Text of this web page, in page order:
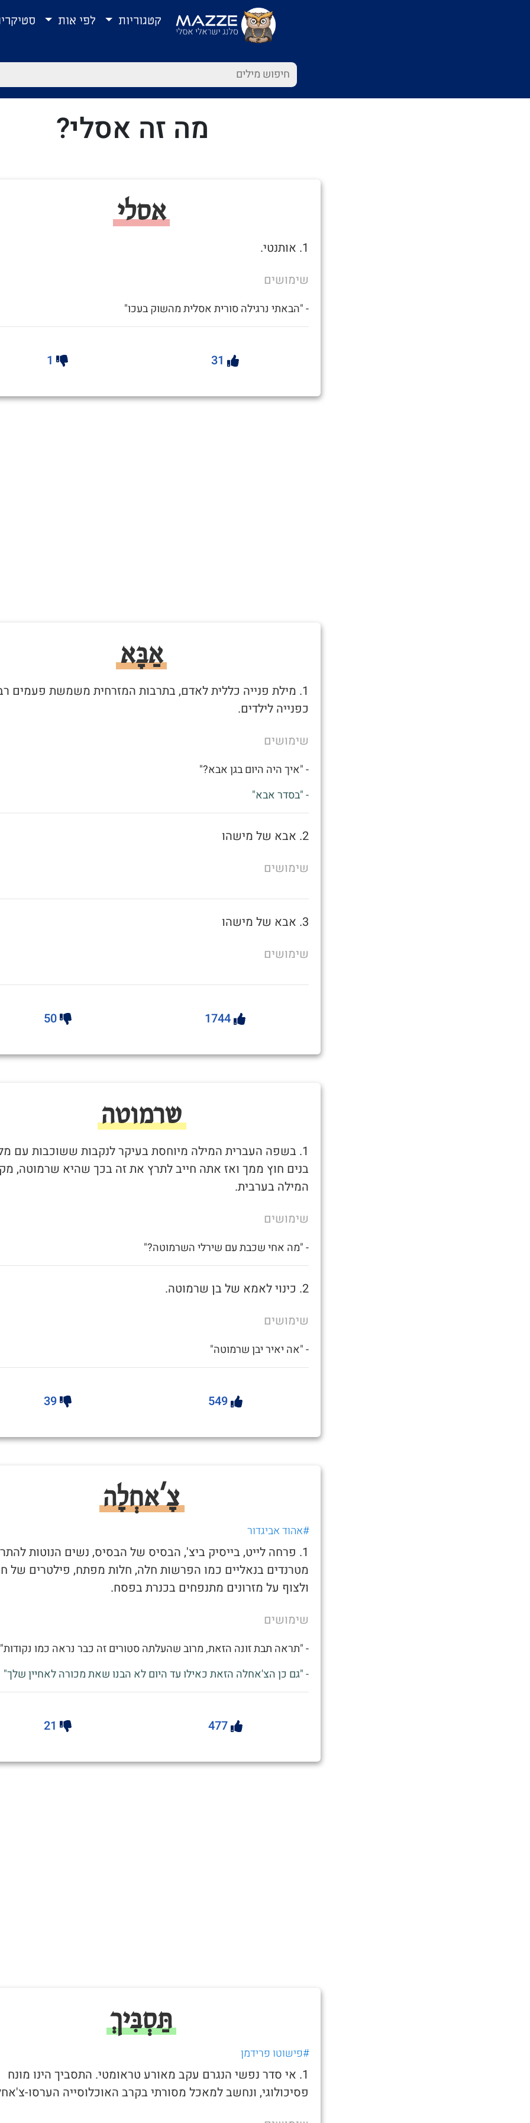
קטגוריות לפי אות
מה זה אסלי?
אסלי
1. אותנטי.
שימושים
- "הבאתי נרגילה סורית אסלית מהשוק בעכו"
31
1
אַבָּא
1. מילת פנייה כללית לאדם, בתרבות המזרחית משמשת פעמים
כפנייה לילדים.
שימושים
- "איך היה היום בגן אבא?"
- "בסדר אבא"
2. אבא של מישהו
שימושים
3. אבא של מישהו
שימושים
1744
50
שרמוטה
1. בשפה העברית המילה מיוחסת בעיקר לנקבות ששוכבות עם
בנים חוץ ממך ואז אתה חייב לתרץ את זה בכך שהיא שרמוטה,
המילה בערבית.
שימושים
- "מה אחי שכבת עם שירלי השרמוטה?"
2. כינוי לאמא של בן שרמוטה.
שימושים
- "אה יאיר יבן שרמוטה"
549
39
צָ'אחְלָה
#אהוד אביגדור
1. פרחה לייט, בייסיק ביצ', הבסיס של הבסיס, נשים הנוטות
מטרנדים בנאליים כמו הפרשות חלה, חלות מפתח, פילטרים של
ולצוף על מזרונים מתנפחים בכנרת בפסח.
שימושים
- "תראה תבת זונה הזאת, מרוב שהעלתה סטורים זה כבר נראה כמו נקודות"
- "גם כן הצ'אחלה הזאת כאילו עד היום לא הבנו שאת מכורה לאחיין שלך"
477
21
תַּסְבִּיךְ
#פישוטו פרידמן
1. אי סדר נפשי הנגרם עקב מאורע טראומטי. התסביך הינו מונח
פסיכולוגי, ונחשב למאכל מסורתי בקרב האוכלוסייה הערסו-